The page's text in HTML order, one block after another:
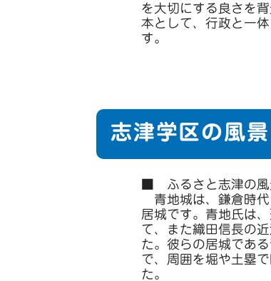
を大切にする良さを
本として、行政と一
す。
志津学区の風景
■ ふるさと志津の風
青地城は、鎌倉時代
居城です。青地氏は
て、また織田信長の
た。彼らの居城であ
で、周囲を堀や土塁
た。